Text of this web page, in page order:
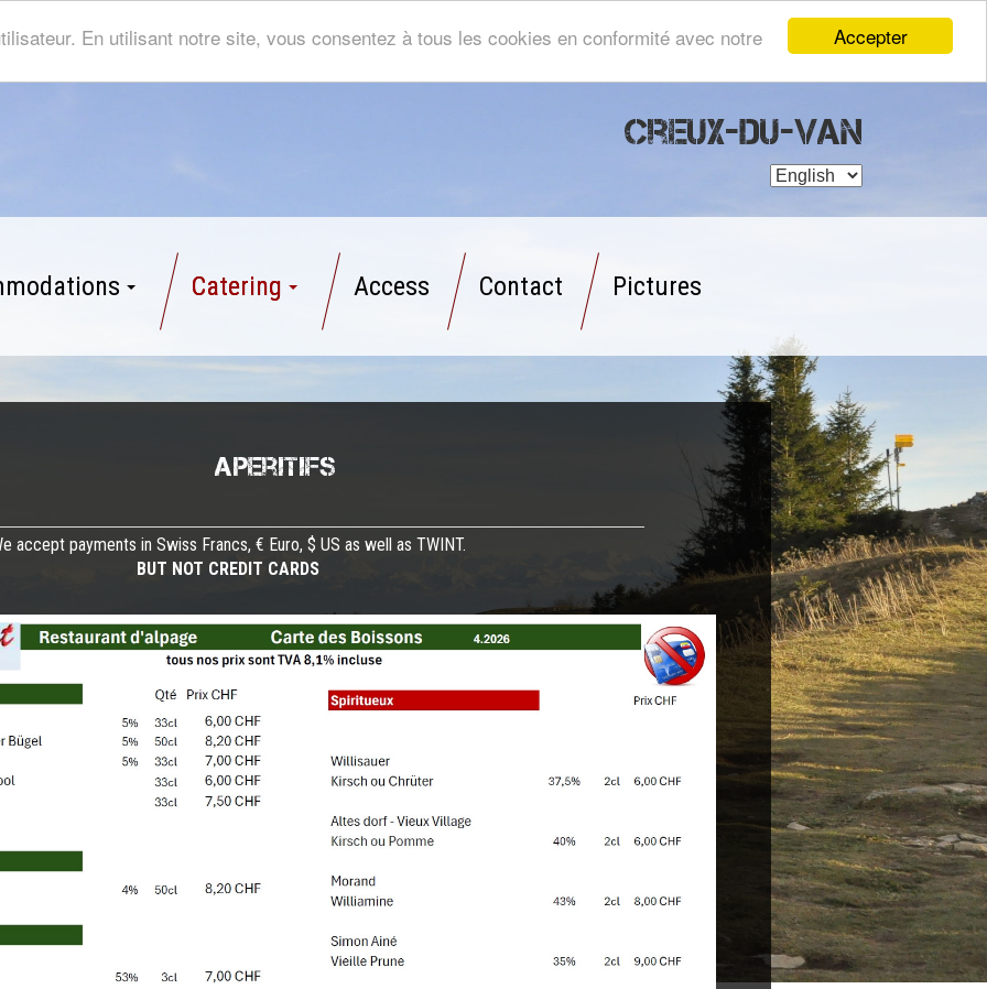
Accepter
En utilisant notre site, vous consentez à tous les cookies en conformité avec notre
Creux-du-Van
Catering Access Contact Pictures
Aperitifs
accept payments in Swiss Francs, € Euro, $ US as well as TWINT.
BUT NOT CREDIT CARDS